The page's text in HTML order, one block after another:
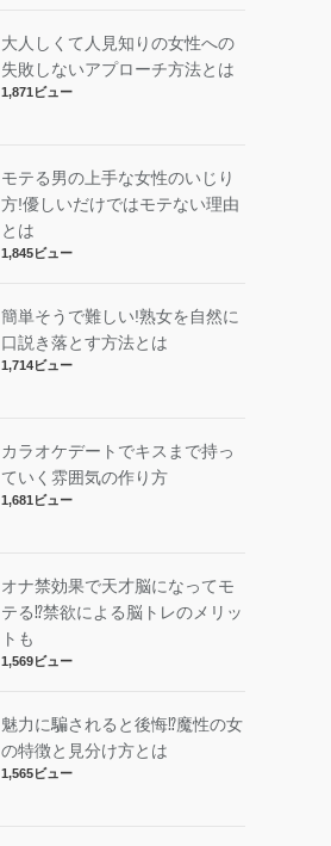
大人しくて人見知りの女性への
失敗しないアプローチ方法とは
1,871ビュー
モテる男の上手な女性のいじり
方!優しいだけではモテない理由
とは
1,845ビュー
簡単そうで難しい!熟女を自然に
口説き落とす方法とは
1,714ビュー
カラオケデートでキスまで持っ
ていく雰囲気の作り方
1,681ビュー
オナ禁効果で天才脳になってモ
テる⁉︎禁欲による脳トレのメリッ
トも
1,569ビュー
魅力に騙されると後悔⁉︎魔性の女
の特徴と見分け方とは
1,565ビュー